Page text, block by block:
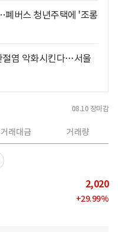
버스 청년주택에 '조롱
절염 악화시킨다…서울
08.10 장마감
거래대금 거래량
2,020
+29.99%